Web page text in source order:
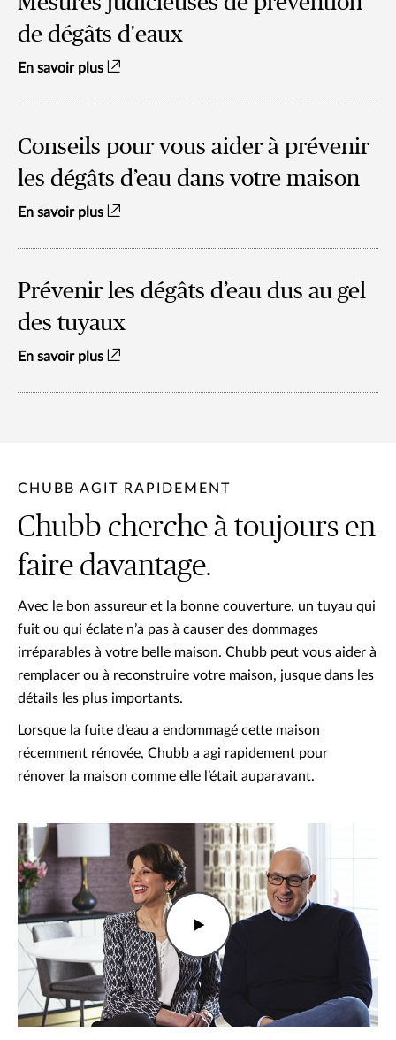
de dégâts d'eaux
En savoir plus
Conseils pour vous aider à prévenir
les dégâts d’eau dans votre maison
En savoir plus
Prévenir les dégâts d’eau dus au gel
des tuyaux
En savoir plus
CHUBB AGIT RAPIDEMENT
Chubb cherche à toujours en
faire davantage.
Avec le bon assureur et la bonne couverture, un tuyau qui
fuit ou qui éclate n’a pas à causer des dommages
irréparables à votre belle maison. Chubb peut vous aider à
remplacer ou à reconstruire votre maison, jusque dans les
détails les plus importants.
Lorsque la fuite d’eau a endommagé cette maison
récemment rénovée, Chubb a agi rapidement pour
rénover la maison comme elle l’était auparavant.